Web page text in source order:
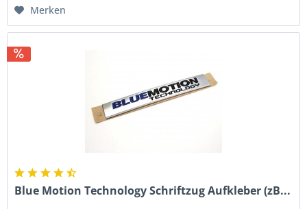
Merken
Blue Motion Technology Schriftzug Aufkleber (zB...